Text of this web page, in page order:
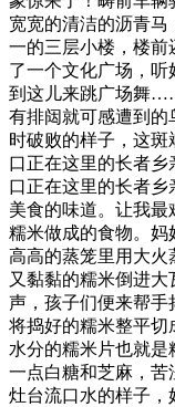
宽宽的清洁的沥青马
一的三层小楼，楼前
了一个文化广场，听
到这儿来跳广场舞
有排闼就可感遭到的
时破败的样子，这
口正在这里的长者
口正在这里的长者
美食的味道。让我
糯米做成的食物。妈
高高的蒸笼里用大火
又黏黏的糯米倒进
声，孩子们便来帮手
将捣好的糯米整平切
水分的糯米片也就是
一点白糖和芝麻，苦
灶台流口水的样子，